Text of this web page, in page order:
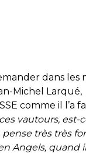
dans les
Michel Larqué,
comme il l’a
vautours, est-
pense très très
Angels, quand